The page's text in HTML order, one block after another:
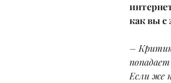
как вы с
–
Если же